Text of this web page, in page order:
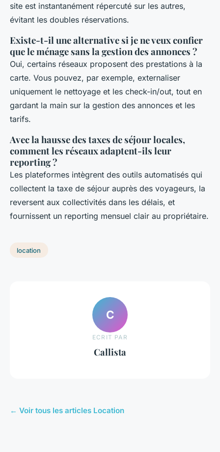
site est instantanément répercuté sur les autres,
évitant les doubles réservations.
Existe-t-il une alternative si je ne veux confier
que le ménage sans la gestion des annonces ?
Oui, certains réseaux proposent des prestations à la
carte. Vous pouvez, par exemple, externaliser
uniquement le nettoyage et les check-in/out, tout en
gardant la main sur la gestion des annonces et les
tarifs.
Avec la hausse des taxes de séjour locales,
comment les réseaux adaptent-ils leur
reporting ?
Les plateformes intègrent des outils automatisés qui
collectent la taxe de séjour auprès des voyageurs, la
reversent aux collectivités dans les délais, et
fournissent un reporting mensuel clair au propriétaire.
location
C
ECRIT PAR
Callista
← Voir tous les articles Location